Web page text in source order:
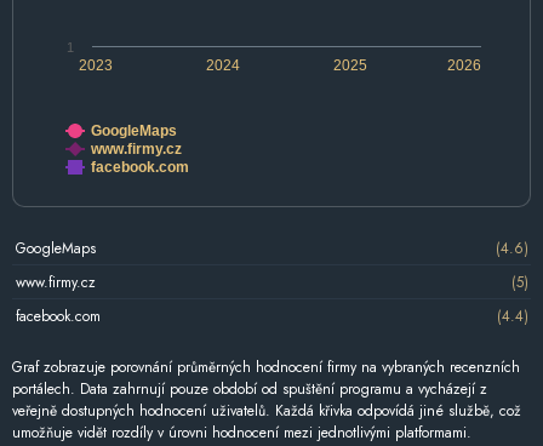
2024 2026
2023 2025
1
GoogleMaps
www.firmy.cz
facebook.com
GoogleMaps
(4.6)
www.firmy.cz
(5)
facebook.com
(4.4)
Graf zobrazuje porovnání průměrných hodnocení firmy na vybraných recenzních
portálech. Data zahrnují pouze období od spuštění programu a vycházejí z
veřejně dostupných hodnocení uživatelů. Každá křivka odpovídá jiné službě, což
umožňuje vidět rozdíly v úrovni hodnocení mezi jednotlivými platformami.